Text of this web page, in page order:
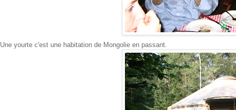
Une yourte c'est une habitation de Mongolie en passant.